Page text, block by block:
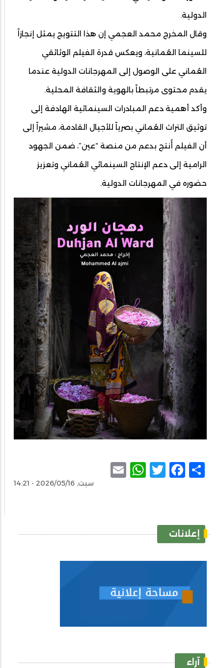
الدولية.
وقال المخرج محمد العجمي إن هذا التتويج يمثل إنجازاً
للسينما العُمانية، ويعكس قدرة الفيلم الوثائقي
العُماني على الوصول إلى المهرجانات الدولية عندما
يقدم محتوى مرتبطاً بالهوية والثقافة المحلية.
وأكد أهمية دعم المبادرات السينمائية الهادفة إلى
توثيق التراث العُماني بصرياً للأجيال القادمة، مشيراً إلى
أن الفيلم أُنتج بدعم من منصة “عين”، ضمن الجهود
الرامية إلى دعم الإنتاج السينمائي العُماني وتعزيز
حضوره في المهرجانات الدولية.
Share
Facebook
Twitter
WhatsApp
سبت, 2026/05/16 - 14:21
إعلانات
آراء